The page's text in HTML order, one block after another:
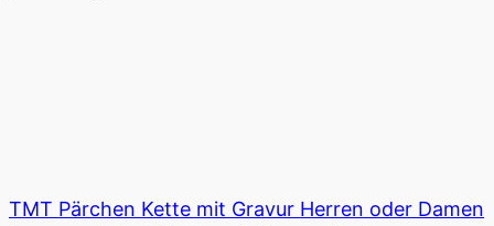
TMT Pärchen Kette mit Gravur Herren oder Damen